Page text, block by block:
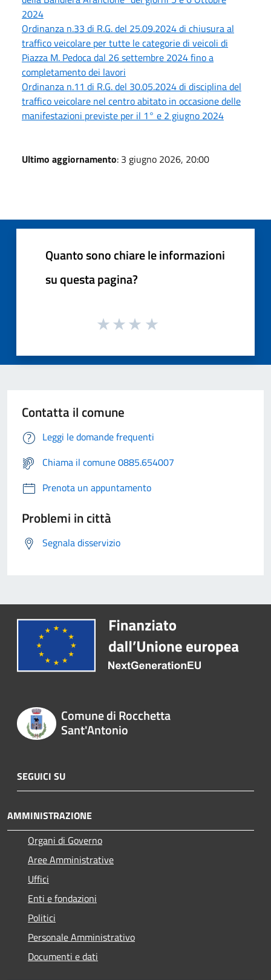
2024
Ordinanza n.33 di R.G. del 25.09.2024 di chiusura al
traffico veicolare per tutte le categorie di veicoli di
Piazza M. Pedoca dal 26 settembre 2024 fino a
completamento dei lavori
Ordinanza n.11 di R.G. del 30.05.2024 di disciplina del
traffico veicolare nel centro abitato in occasione delle
manifestazioni previste per il 1° e 2 giugno 2024
Ultimo aggiornamento: 3 giugno 2026, 20:00
Quanto sono chiare le informazioni
su questa pagina?
Contatta il comune
Leggi le domande frequenti
Chiama il comune 0885.654007
Prenota un appuntamento
Problemi in città
Segnala disservizio
Comune di Rocchetta
Sant'Antonio
SEGUICI SU
AMMINISTRAZIONE
Organi di Governo
Aree Amministrative
Uffici
Enti e fondazioni
Politici
Personale Amministrativo
Documenti e dati